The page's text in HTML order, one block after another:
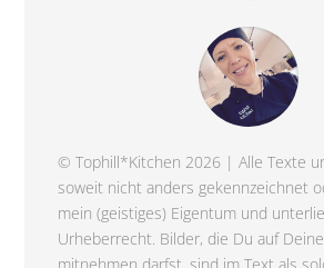
© Tophill*Kitchen 2026 | Alle Texte
soweit nicht anders gekennzeichnet
mein (geistiges) Eigentum und
Urheberrecht. Bilder, die Du auf